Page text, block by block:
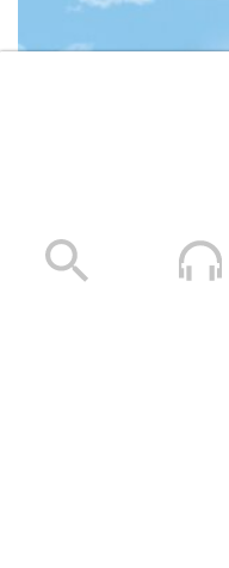
صالح جوين (أبو خليل)